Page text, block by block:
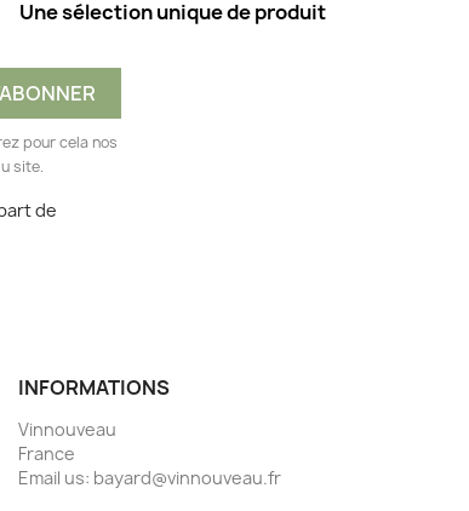
Une sélection unique de produit
pour cela nos
site.
de
INFORMATIONS
Vinnouveau
France
Email us: bayard@vinnouveau.fr